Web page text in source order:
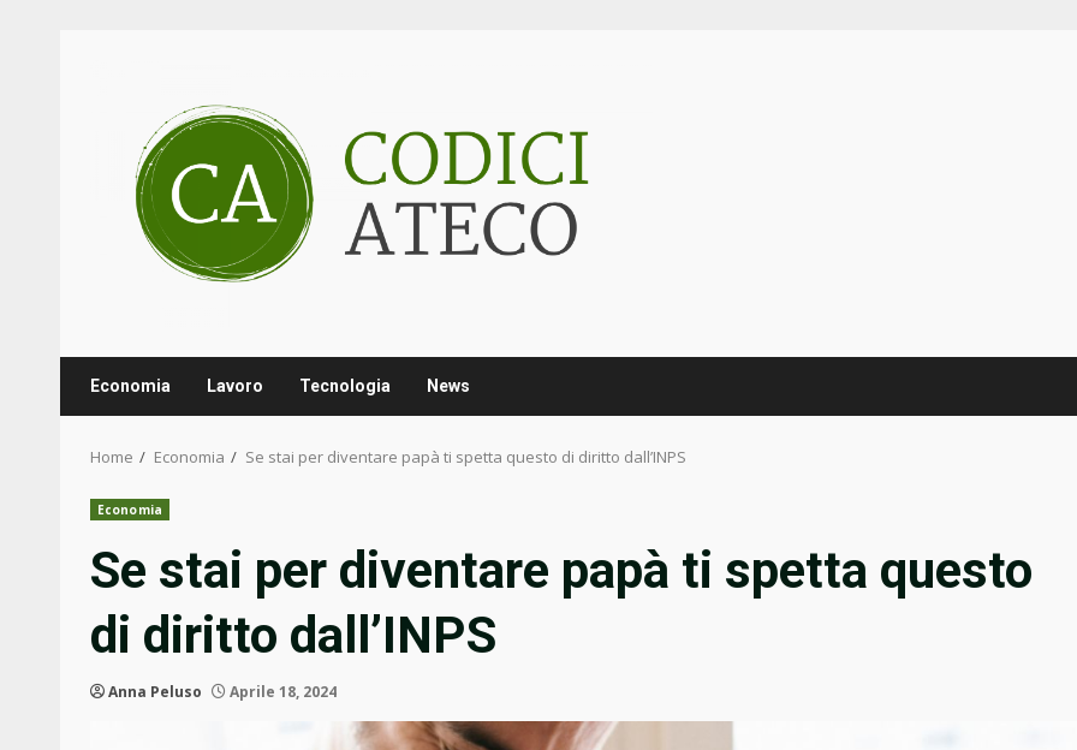
Economia Lavoro Tecnologia News
Home Economia Se stai per diventare papà ti spetta questo di diritto dall’INPS
Economia
Se stai per diventare papà ti spetta questo
di diritto dall’INPS
Anna Peluso Aprile 18, 2024